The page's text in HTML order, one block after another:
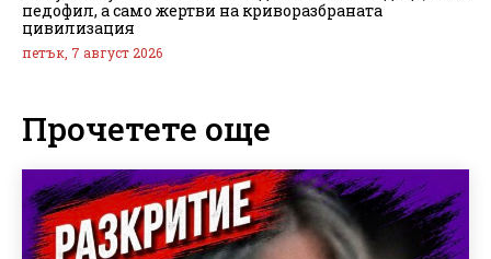
педофил, а само жертви на криворазбраната
цивилизация
петък, 7 август 2026
Прочетете още